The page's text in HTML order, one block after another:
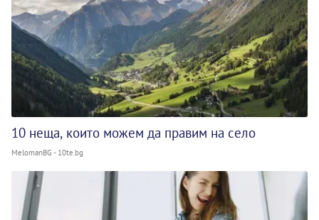
10 неща, които можем да правим на село
MelomanBG - 10te.bg